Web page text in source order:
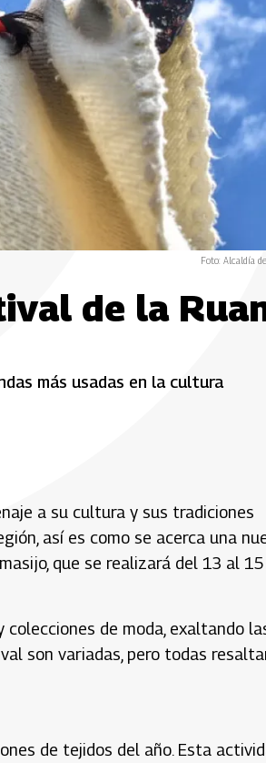
Foto: Alcaldía
de la
más usadas en la cultura
a su cultura y sus tradiciones
así es como se acerca una
que se realizará del 13 al 15
de moda, exaltando
son variadas, pero todas
de tejidos del año. Esta